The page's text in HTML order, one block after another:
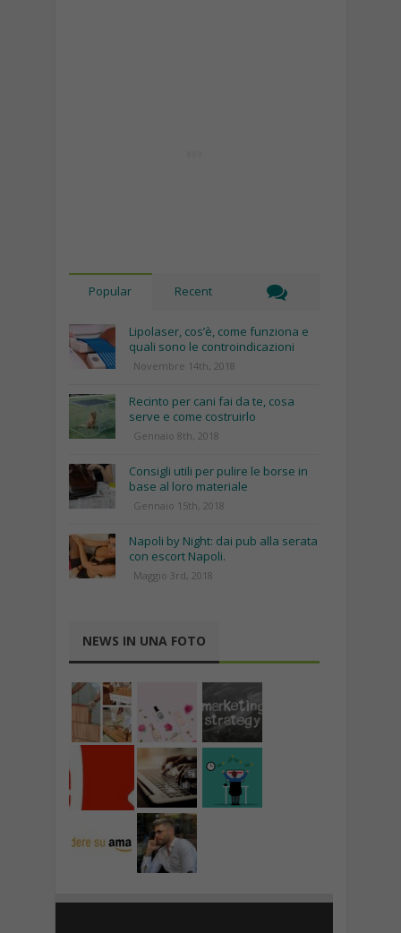
Popular Recent
Lipolaser, cos’è, come funziona e
quali sono le controindicazioni
Novembre 14th, 2018
Recinto per cani fai da te, cosa
serve e come costruirlo
Gennaio 8th, 2018
Consigli utili per pulire le borse in
base al loro materiale
Gennaio 15th, 2018
Napoli by Night: dai pub alla serata
con escort Napoli.
Maggio 3rd, 2018
NEWS IN UNA FOTO